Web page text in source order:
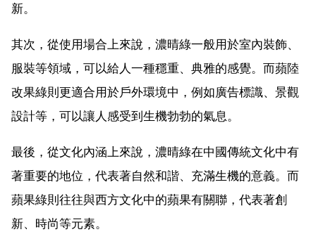
新。
其次，從使用場合上來說，濃晴綠一般用於室內裝飾、
服裝等領域，可以給人一種穩重、典雅的感覺。而蘋陸
改果綠則更適合用於戶外環境中，例如廣告標識、景觀
設計等，可以讓人感受到生機勃勃的氣息。
最後，從文化內涵上來說，濃晴綠在中國傳統文化中有
著重要的地位，代表著自然和諧、充滿生機的意義。而
蘋果綠則往往與西方文化中的蘋果有關聯，代表著創
新、時尚等元素。